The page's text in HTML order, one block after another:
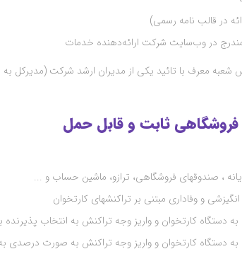
در قالب نامه رسمی)
در وب‌سایت شرکت ارائه‌دهنده خدمات
شعبه معرف با تائید یکی از مدیران ارشد شرکت (مدیرکل
فروشگاهی ثابت و قابل حمل
، صندوق‏های فروشگاهی، ترازو، ماشین حساب و ...
و وفاداری مبتنی بر تراکنش‏های کارتخوان
کارتخوان و واریز وجه تراکنش به انتخاب
دستگاه کارتخوان و واریز وجه تراکنش به صورت درصدی